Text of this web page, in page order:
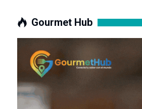
Gourmet Hub